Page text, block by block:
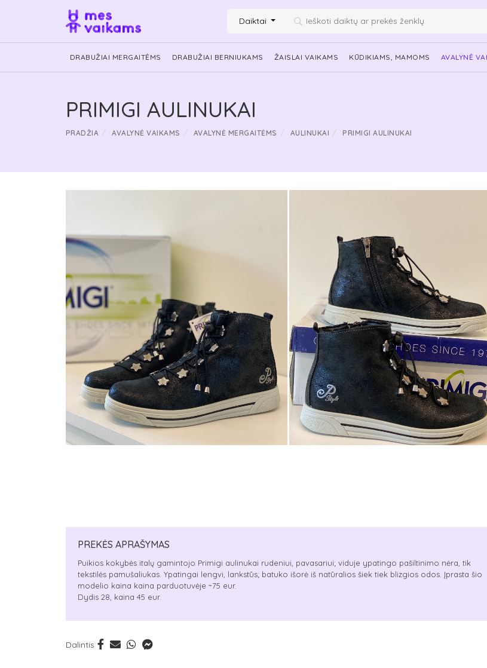
Daiktai
DRABUŽIAI MERGAITĖMS DRABUŽIAI BERNIUKAMS ŽAISLAI VAIKAMS KŪDIKIAMS, MAMOMS AVALYNĖ
PRIMIGI AULINUKAI
PRADŽIA AVALYNĖ VAIKAMS AVALYNĖ MERGAITĖMS AULINUKAI PRIMIGI AULINUKAI
PREKĖS APRAŠYMAS
Puikios kokybės italų gamintojo Primigi aulinukai rudeniui, pavasariui; viduje ypatingo pašiltinimo nėra, tik
tekstilės pamušaliukas. Ypatingai lengvi, lankstūs; batuko išorė iš natūralios šiek tiek blizgios odos. Įprasta šio
modelio kaina kaina parduotuvėje ~75 eur.
Dydis 28, kaina 45 eur.
Dalintis